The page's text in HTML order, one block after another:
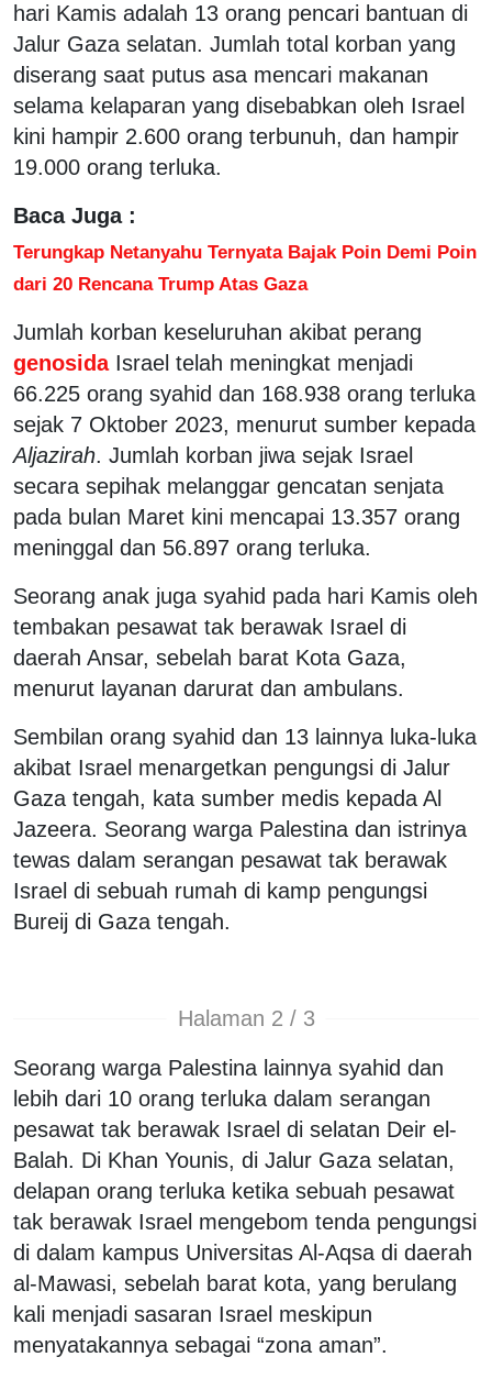
hari Kamis adalah 13 orang pencari bantuan di
Jalur Gaza selatan. Jumlah total korban yang
diserang saat putus asa mencari makanan
selama kelaparan yang disebabkan oleh Israel
kini hampir 2.600 orang terbunuh, dan hampir
19.000 orang terluka.
Baca Juga :
Terungkap Netanyahu Ternyata Bajak Poin Demi Poin
dari 20 Rencana Trump Atas Gaza
Jumlah korban keseluruhan akibat perang
genosida Israel telah meningkat menjadi
66.225 orang syahid dan 168.938 orang terluka
sejak 7 Oktober 2023, menurut sumber kepada
Aljazirah. Jumlah korban jiwa sejak Israel
secara sepihak melanggar gencatan senjata
pada bulan Maret kini mencapai 13.357 orang
meninggal dan 56.897 orang terluka.
Seorang anak juga syahid pada hari Kamis oleh
tembakan pesawat tak berawak Israel di
daerah Ansar, sebelah barat Kota Gaza,
menurut layanan darurat dan ambulans.
Sembilan orang syahid dan 13 lainnya luka-luka
akibat Israel menargetkan pengungsi di Jalur
Gaza tengah, kata sumber medis kepada Al
Jazeera. Seorang warga Palestina dan istrinya
tewas dalam serangan pesawat tak berawak
Israel di sebuah rumah di kamp pengungsi
Bureij di Gaza tengah.
Halaman 2 / 3
Seorang warga Palestina lainnya syahid dan
lebih dari 10 orang terluka dalam serangan
pesawat tak berawak Israel di selatan Deir el-
Balah. Di Khan Younis, di Jalur Gaza selatan,
delapan orang terluka ketika sebuah pesawat
tak berawak Israel mengebom tenda pengungsi
di dalam kampus Universitas Al-Aqsa di daerah
al-Mawasi, sebelah barat kota, yang berulang
kali menjadi sasaran Israel meskipun
menyatakannya sebagai “zona aman”.